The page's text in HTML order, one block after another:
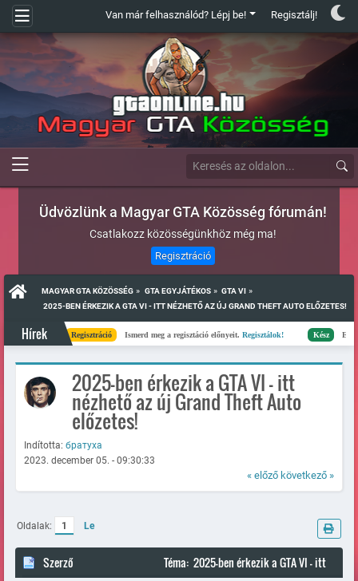
Van már felhasználód? Lépj be! Regisztálj!
Üdvözlünk a Magyar GTA Közösség fórumán!
Csatlakozz közösségünkhöz még ma!
Regisztráció
MAGYAR GTA KÖZÖSSÉG » GTA EGYJÁTÉKOS » GTA VI »
2025-BEN ÉRKEZIK A GTA VI - ITT NÉZHETŐ AZ ÚJ GRAND THEFT AUTO ELŐZETES!
Hírek Regisztráció Ismerd meg a regisztáció előnyeit.Regisztálok! Elkészült
2025-ben érkezik a GTA VI - itt
nézhető az új Grand Theft Auto
előzetes!
Indította: братуха
2023. december 05. - 09:30:33
« előző következő »
Oldalak: 1 Le
Szerző
Téma: 2025-ben érkezik a GTA VI - itt